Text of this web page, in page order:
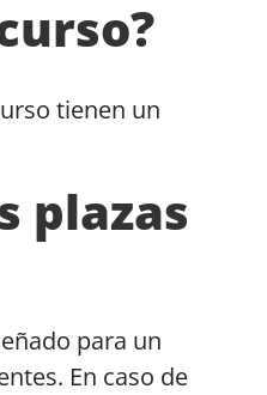
tienen un
plazas
para un
En caso de